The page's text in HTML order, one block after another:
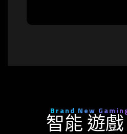
Brand New
智能 遊